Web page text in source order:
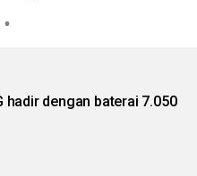
hadir dengan baterai 7.050